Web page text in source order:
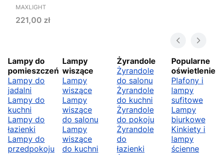
PRODUCENT
MAXLIGHT
Cena
221,00 zł
Lampy do
pomieszczeń
Lampy do
jadalni
Lampy do
kuchni
Lampy do
łazienki
Lampy do
przedpokoju
Lampy
wiszące
Lampy
wiszące
Lampy
wiszące
do salonu
Lampy
wiszące
do kuchni
Żyrandole
Żyrandole
do salonu
Żyrandole
do kuchni
Żyrandole
do pokoju
Żyrandole
do
łazienki
Popularne
oświetlenie
Plafony i
lampy
sufitowe
Lampy
biurkowe
Kinkiety i
lampy
ścienne